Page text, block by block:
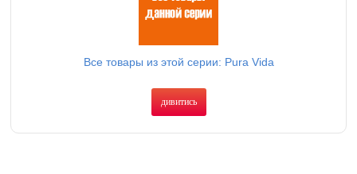
Все товары из этой серии: Pura Vida
дивитись